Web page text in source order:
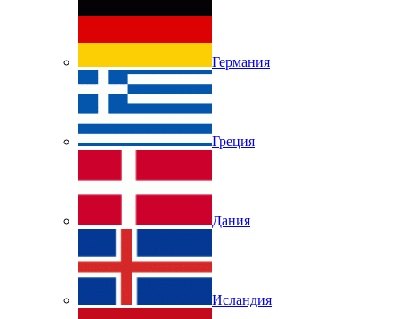
Германия
Греция
Дания
Исландия